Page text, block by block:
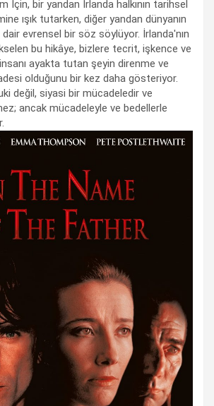
İçin, bir yandan İrlanda halkının tarihsel
ışık tutarken, diğer yandan dünyanın
evrensel bir söz söylüyor. İrlanda'nın
bu hikâye, bizlere tecrit, işkence ve
ayakta tutan şeyin direnme ve
olduğunu bir kez daha gösteriyor.
değil, siyasi bir mücadeledir ve
ancak mücadeleyle ve bedellerle